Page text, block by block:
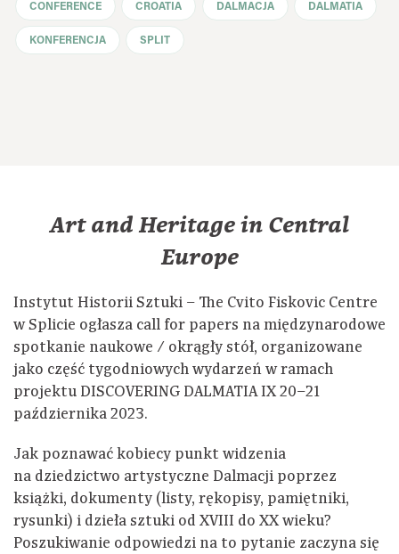
CONFERENCE CROATIA DALMACJA DALMATIA
KONFERENCJA SPLIT
Art and Heritage in Central
Europe
Instytut Historii Sztuki – The Cvito Fiskovic Centre
w Splicie ogłasza call for papers na międzynarodowe
spotkanie naukowe / okrągły stół, organizowane
jako część tygodniowych wydarzeń w ramach
projektu DISCOVERING DALMATIA IX 20–21
października 2023.
Jak poznawać kobiecy punkt widzenia
na dziedzictwo artystyczne Dalmacji poprzez
książki, dokumenty (listy, rękopisy, pamiętniki,
rysunki) i dzieła sztuki od XVIII do XX wieku?
Poszukiwanie odpowiedzi na to pytanie zaczyna się